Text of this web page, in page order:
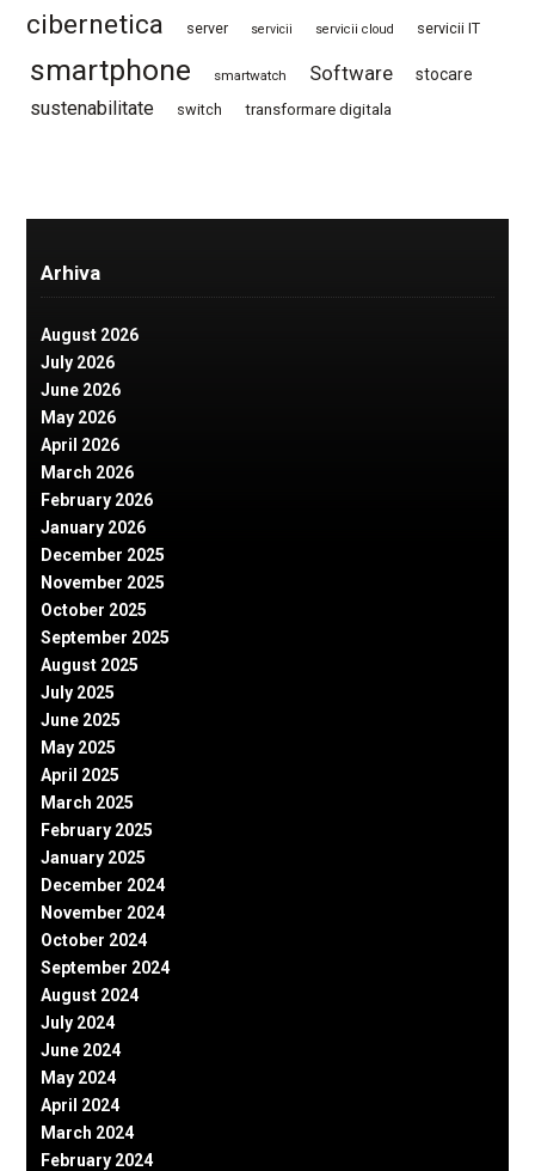
cibernetica
server servicii servicii cloud servicii IT
smartphone smartwatch Software stocare
sustenabilitate switch transformare digitala
Arhiva
August 2026
July 2026
June 2026
May 2026
April 2026
March 2026
February 2026
January 2026
December 2025
November 2025
October 2025
September 2025
August 2025
July 2025
June 2025
May 2025
April 2025
March 2025
February 2025
January 2025
December 2024
November 2024
October 2024
September 2024
August 2024
July 2024
June 2024
May 2024
April 2024
March 2024
February 2024